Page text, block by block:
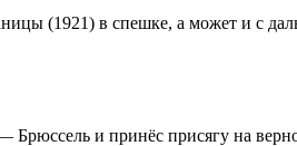
(1921) в спешке, а может и с
и принёс присягу на